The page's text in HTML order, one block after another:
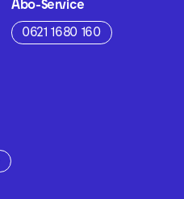
Abo-Service
0621 1680 160